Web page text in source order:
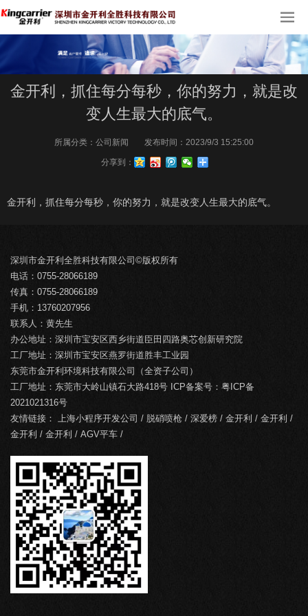
金开利，抓住每分每秒，你的努力，就是改
变人生最大的底气。
所属分类： 公司新闻 发布时间： 2023/9/3 15:25:00
分享到：
金开利，抓住每分每秒，你的努力，就是改变人生最大的底气。
深圳市金开利全胜科技有限公司©版权所有
电话：0755-28066189
传真：0755-28066189
手机：13760207956
联系人：黄先生
办公地址：深圳市宝安区西乡街道臣田四路奥芯创新研究院
工厂地址：深圳市宝安区燕罗街道胜丰工业园
东莞市金开利环境科技有限公司（全资子公司）
工厂地址：东莞市大岭山镇石大路418号 ICP备案号： 粤ICP备
2021021316号
友情链接： 上海小程序开发公司 / 脱硝喷枪 / 深爱榜 / 金开利 / 金开利 /
金开利 / 金开利 / AGV平车 /